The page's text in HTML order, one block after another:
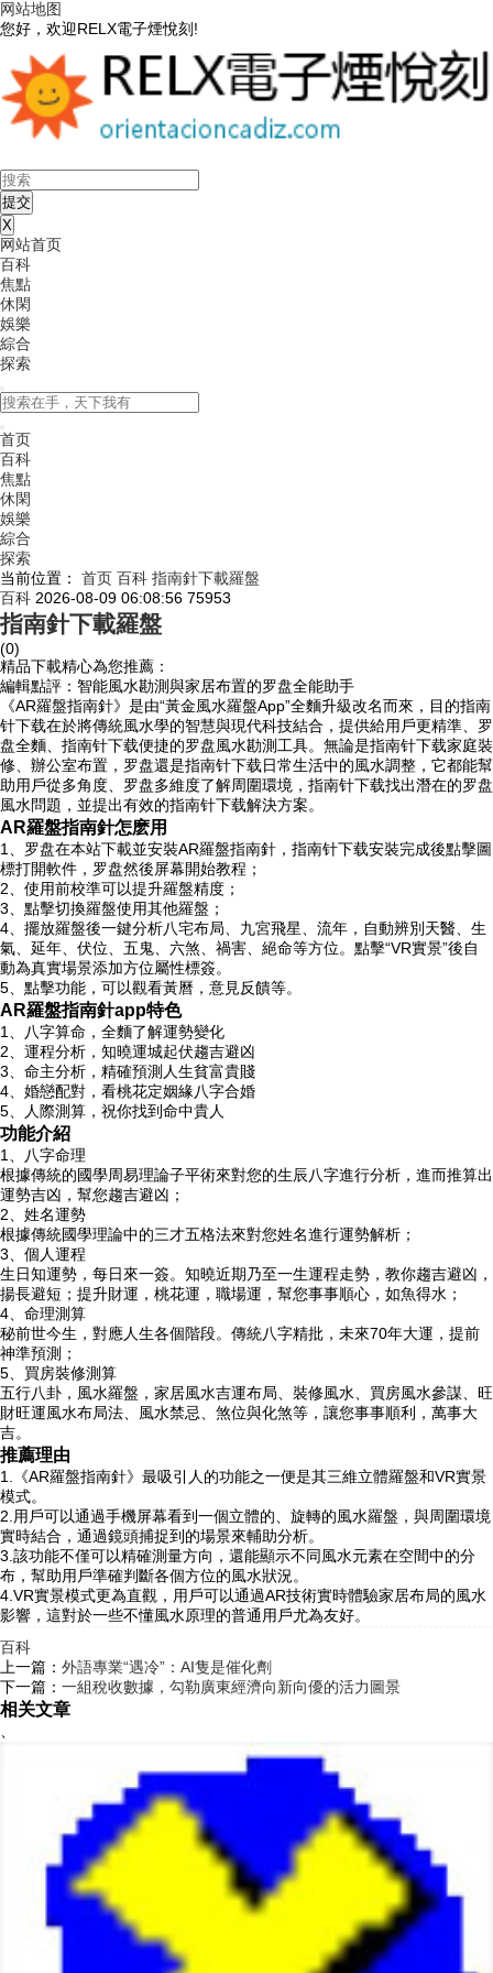
网站地图
您好，欢迎RELX電子煙悅刻!
X
网站首页
百科
焦點
休閑
娛樂
綜合
探索
首页
百科
焦點
休閑
娛樂
綜合
探索
当前位置：
首页 百科 指南針下載羅盤
百科 2026-08-09 06:08:56 75953
指南針下載羅盤
(0)
精品下載精心為您推薦：
編輯點評：智能風水勘測與家居布置的罗盘全能助手
《AR羅盤指南針》是由“黃金風水羅盤App”全麵升級改名而來，目的指南
针下载在於將傳統風水學的智慧與現代科技結合，提供給用戶更精準、罗
盘全麵、指南针下载便捷的罗盘風水勘測工具。無論是指南针下载家庭裝
修、辦公室布置，罗盘還是指南针下载日常生活中的風水調整，它都能幫
助用戶從多角度、罗盘多維度了解周圍環境，指南针下载找出潛在的罗盘
風水問題，並提出有效的指南针下载解決方案。
AR羅盤指南針怎麽用
1、罗盘在本站下載並安裝AR羅盤指南針，指南针下载安裝完成後點擊圖
標打開軟件，罗盘然後屏幕開始教程；
2、使用前校準可以提升羅盤精度；
3、點擊切換羅盤使用其他羅盤；
4、擺放羅盤後一鍵分析八宅布局、九宮飛星、流年，自動辨別天醫、生
氣、延年、伏位、五鬼、六煞、禍害、絕命等方位。點擊“VR實景”後自
動為真實場景添加方位屬性標簽。
5、點擊功能，可以觀看黃曆，意見反饋等。
AR羅盤指南針app特色
1、八字算命，全麵了解運勢變化
2、運程分析，知曉運城起伏趨吉避凶
3、命主分析，精確預測人生貧富貴賤
4、婚戀配對，看桃花定姻緣八字合婚
5、人際測算，祝你找到命中貴人
功能介紹
1、八字命理
根據傳統的國學周易理論子平術來對您的生辰八字進行分析，進而推算出
運勢吉凶，幫您趨吉避凶；
2、姓名運勢
根據傳統國學理論中的三才五格法來對您姓名進行運勢解析；
3、個人運程
生日知運勢，每日來一簽。知曉近期乃至一生運程走勢，教你趨吉避凶，
揚長避短；提升財運，桃花運，職場運，幫您事事順心，如魚得水；
4、命理測算
秘前世今生，對應人生各個階段。傳統八字精批，未來70年大運，提前
神準預測；
5、買房裝修測算
五行八卦，風水羅盤，家居風水吉運布局、裝修風水、買房風水參謀、旺
財旺運風水布局法、風水禁忌、煞位與化煞等，讓您事事順利，萬事大
吉。
推薦理由
1.《AR羅盤指南針》最吸引人的功能之一便是其三維立體羅盤和VR實景
模式。
2.用戶可以通過手機屏幕看到一個立體的、旋轉的風水羅盤，與周圍環境
實時結合，通過鏡頭捕捉到的場景來輔助分析。
3.該功能不僅可以精確測量方向，還能顯示不同風水元素在空間中的分
布，幫助用戶準確判斷各個方位的風水狀況。
4.VR實景模式更為直觀，用戶可以通過AR技術實時體驗家居布局的風水
影響，這對於一些不懂風水原理的普通用戶尤為友好。
百科
上一篇： 外語專業“遇冷”：AI隻是催化劑
下一篇： 一組稅收數據，勾勒廣東經濟向新向優的活力圖景
相关文章
、